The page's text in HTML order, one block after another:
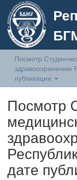
Посмотр
здравоохранению
публикации
Посмотр
дате